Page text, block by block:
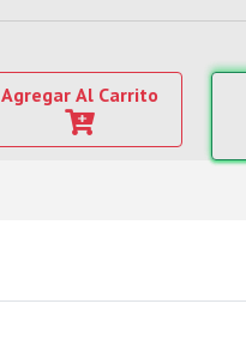
Agregar Al Carrito